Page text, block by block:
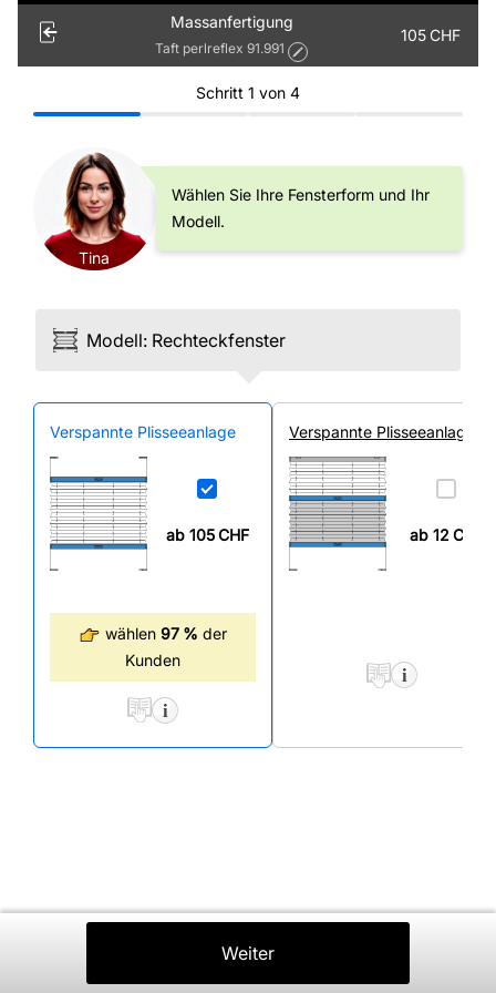
Massanfertigung
Taft perlreflex 91.991
105CHF
Schritt 1 von 4
Tina
Wählen Sie Ihre Fensterform und Ihr
Modell.
Modell: Rechteck­fenster
Ver­spannte Plissee­anlage
ab 105CHF
wählen 97 % der
Kunden
Ver­spannte Plissee­anlage
ab 12 CHF
Weiter